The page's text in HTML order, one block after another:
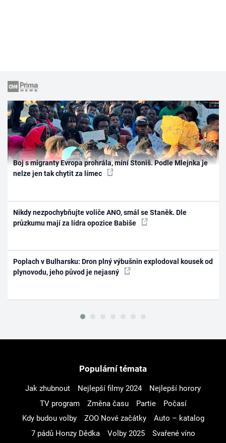
Boj s migranty Evropa prohrála, míní Stoniš. Podle Mlejnka je
nelze jen tak chytit za límec
Nikdy nezpochybňujte voliče ANO, smál se Staněk. Dle
průzkumu mají za lídra opozice Babiše
Poplach v Bulharsku: Dron plný výbušnin explodoval kousek od
plynovodu, jeho původ je nejasný
Populární témata
Jak zhubnout Nejlepší filmy 2024
Nejlepší horory
TV program
Změna času Partie
Počasí
Kdy budou volby
ZOO Nové začátky
Auto – katalog
7 pádů Honzy Dědka
Volby 2025
Svařené víno